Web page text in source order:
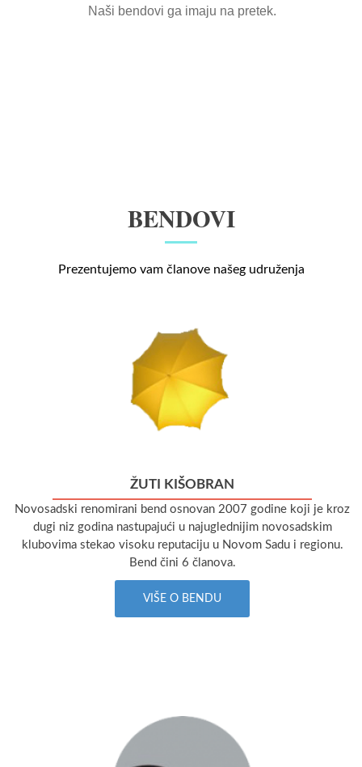
Naši bendovi ga imaju na pretek.
BENDOVI
Prezentujemo vam članove našeg udruženja
ŽUTI KIŠOBRAN
Novosadski renomirani bend osnovan 2007 godine koji je kroz
dugi niz godina nastupajući u najuglednijim novosadskim
klubovima stekao visoku reputaciju u Novom Sadu i regionu.
Bend čini 6 članova.
VIŠE O BENDU